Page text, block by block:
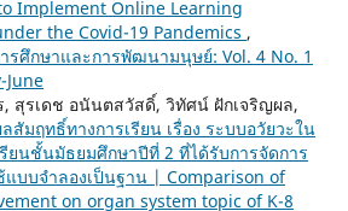
Implement Online Learning
the Covid-19 Pandemics ,
รศึกษาและการพัฒนามนุษย์: Vol. 4 No. 1
June
สุรเดช อนันตสวัสดิ์, วิทัศน์ ฝักเจริญผล,
สัมฤทธิ์ทางการเรียน เรื่อง ระบบอวัยวะใน
ยนชั้นมัธยมศึกษาปีที่ 2 ที่ได้รับการจัดการ
แบบจำลองเป็นฐาน | Comparison of
on organ system topic of K-8